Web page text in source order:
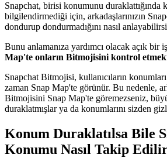
Snapchat, birisi konumunu duraklattığında
bilgilendirmediği için, arkadaşlarınızın
dondurup dondurmadığını nasıl
Bunu anlamanıza yardımcı olacak açık bir
Map'te onların Bitmojisini kontrol
Snapchat Bitmojisi, kullanıcıların konumları
zaman Snap Map'te görünür. Bu nedenle,
Bitmojisini Snap Map'te göremezseniz,
duraklatmışlar ya da konumlarını sizden
Konum Duraklatılsa Bile
Konumu Nasıl Takip